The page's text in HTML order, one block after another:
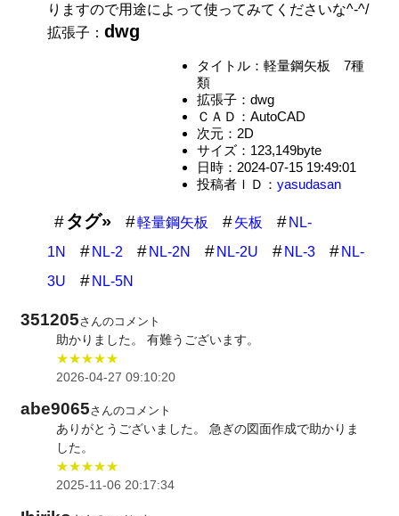
りますので用途によって使ってみてくださいな^-^/
拡張子：dwg
タイトル：軽量鋼矢板 7種
類
拡張子：dwg
ＣＡＤ：AutoCAD
次元：2D
サイズ：123,149byte
日時：2024-07-15 19:49:01
投稿者ＩＤ： yasudasan
タグ» 軽量鋼矢板 矢板
NL-
1N
NL-2 NL-2N NL-2U NL-3
NL-
3U
NL-5N
351205さんのコメント
助かりました。 有難うございます。
★★★★★
2026-04-27 09:10:20
abe9065さんのコメント
ありがとうございました。 急ぎの図面作成で助かりま
した。
★★★★★
2025-11-06 20:17:34